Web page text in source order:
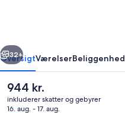
by
Hilton
Næste
32+
OversigtVærelserBeliggenhed
Den
nuværende
pris
944 kr.
inkluderer skatter og gebyrer
16. aug. - 17. aug.